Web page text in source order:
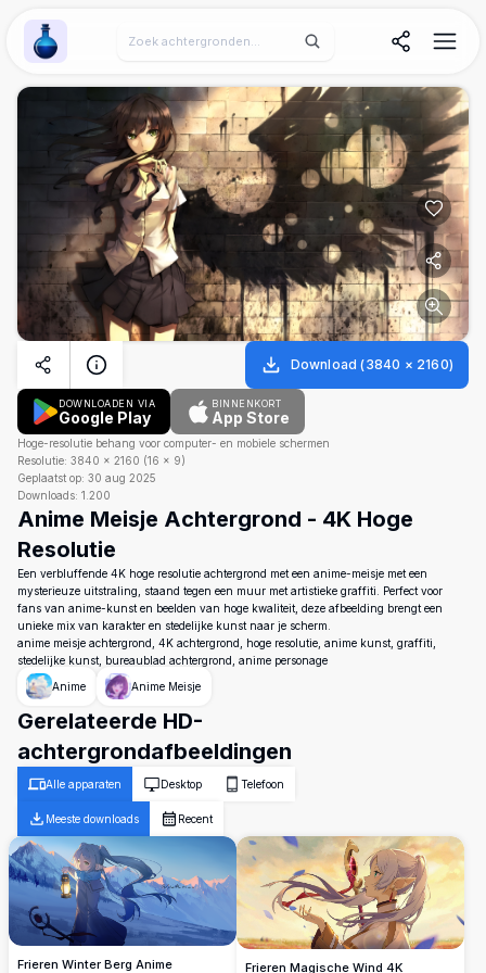
Wallpaper Alchemy
Download (3840 × 2160)
DOWNLOADEN VIA
Google Play
BINNENKORT
App Store
Hoge-resolutie behang voor computer- en mobiele schermen
Resolutie: 3840 × 2160 (16 × 9)
Geplaatst op: 30 aug 2025
Downloads: 1.200
Anime Meisje Achtergrond - 4K Hoge
Resolutie
Een verbluffende 4K hoge resolutie achtergrond met een anime-meisje met een
mysterieuze uitstraling, staand tegen een muur met artistieke graffiti. Perfect voor
fans van anime-kunst en beelden van hoge kwaliteit, deze afbeelding brengt een
unieke mix van karakter en stedelijke kunst naar je scherm.
anime meisje achtergrond, 4K achtergrond, hoge resolutie, anime kunst, graffiti,
stedelijke kunst, bureaublad achtergrond, anime personage
Anime
Anime Meisje
Gerelateerde HD-
achtergrondafbeeldingen
Alle apparaten Desktop Telefoon
Meeste downloads Recent
Frieren Winter Berg Anime
Frieren Magische Wind 4K